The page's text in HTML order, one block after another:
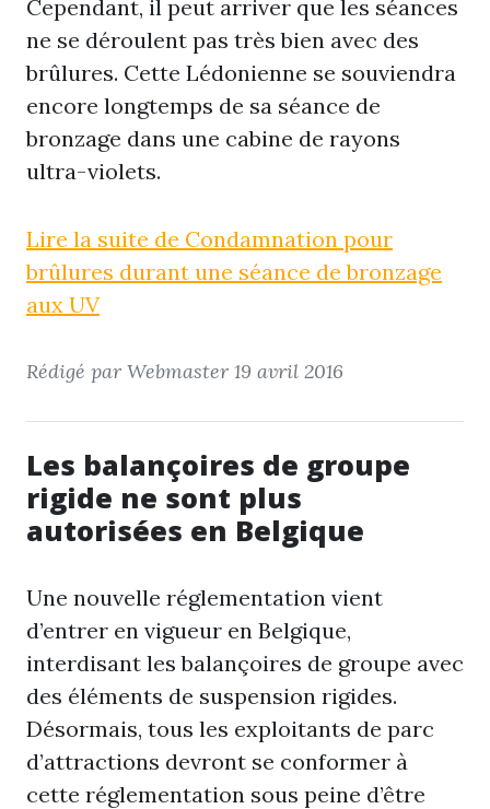
Cependant, il peut arriver que les séances
ne se déroulent pas très bien avec des
brûlures. Cette Lédonienne se souviendra
encore longtemps de sa séance de
bronzage dans une cabine de rayons
ultra-violets.
Lire la suite de Condamnation pour
brûlures durant une séance de bronzage
aux UV
Rédigé par Webmaster 19 avril 2016
Les balançoires de groupe
rigide ne sont plus
autorisées en Belgique
Une nouvelle réglementation vient
d’entrer en vigueur en Belgique,
interdisant les balançoires de groupe avec
des éléments de suspension rigides.
Désormais, tous les exploitants de parc
d’attractions devront se conformer à
cette réglementation sous peine d’être